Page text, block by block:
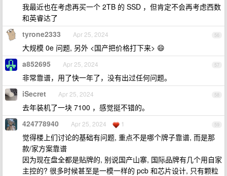
我最近也在考虑再买一个 2TB 的 SSD ，但肯定不会再考虑西数
和英睿达了
56
tyrone2333 Apr 25, 2024
大规模 0e 问题, 另外 <国产把价格打下来> 😄
57
a852695 Apr 25, 2024
非常靠谱，用了快一年了，没有出过任何问题。
58
iSecret Apr 25, 2024
去年装机了一块 7100 ，感觉挺不错的。
59
424778940 Apr 25, 2024 1
觉得楼上们讨论的基础有问题, 重点不是哪个牌子靠谱, 而是那
款/家方案靠谱
因为现在盘全都是贴牌的, 别说国产山寨, 国际品牌有几个用自家
主控的? 很多时候甚至是一模一样的 pcb 和芯片设计, 只有颗粒